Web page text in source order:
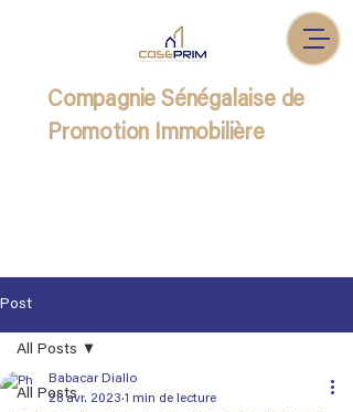
Compagnie Sénégalaise de
Promotion Immobilière
Post
All Posts
All Posts
Babacar Diallo
28 avr. 2023 1 min de lecture